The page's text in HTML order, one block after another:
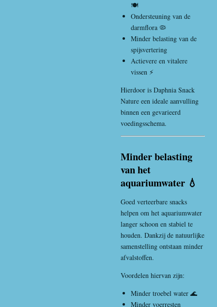
🍽️
Ondersteuning van de
darmflora 🦠
Minder belasting van de
spijsvertering
Actievere en vitalere
vissen ⚡
Hierdoor is Daphnia Snack
Nature een ideale aanvulling
binnen een gevarieerd
voedingsschema.
Minder belasting
van het
aquariumwater 💧
Goed verteerbare snacks
helpen om het aquariumwater
langer schoon en stabiel te
houden. Dankzij de natuurlijke
samenstelling ontstaan minder
afvalstoffen.
Voordelen hiervan zijn:
Minder troebel water 🌊
Minder voerresten